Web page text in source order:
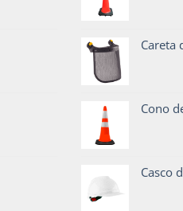
Careta
Cono de
Casco de